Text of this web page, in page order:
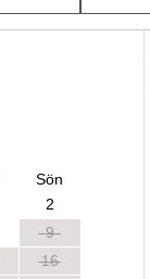
Sön
2
9
16